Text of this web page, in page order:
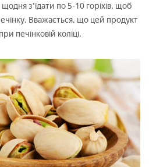
з'їдати по 5-10 горіхів, щоб
Вважається, що цей продукт
печінковій коліці.